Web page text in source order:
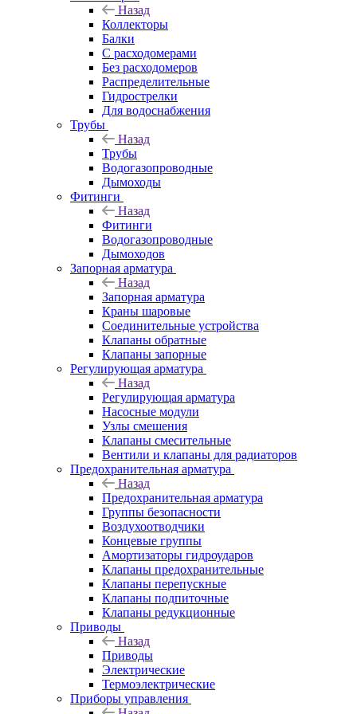
Назад
Коллекторы
Балки
С расходомерами
Без расходомеров
Распределительные
Гидрострелки
Для водоснабжения
Трубы
Назад
Трубы
Водогазопроводные
Дымоходы
Фитинги
Назад
Фитинги
Водогазопроводные
Дымоходов
Запорная арматура
Назад
Запорная арматура
Краны шаровые
Соединительные устройства
Клапаны обратные
Клапаны запорные
Регулирующая арматура
Назад
Регулирующая арматура
Насосные модули
Узлы смешения
Клапаны смесительные
Вентили и клапаны для радиаторов
Предохранительная арматура
Назад
Предохранительная арматура
Группы безопасности
Воздухоотводчики
Концевые группы
Амортизаторы гидроударов
Клапаны предохранительные
Клапаны перепускные
Клапаны подпиточные
Клапаны редукционные
Приводы
Назад
Приводы
Электрические
Термоэлектрические
Приборы управления